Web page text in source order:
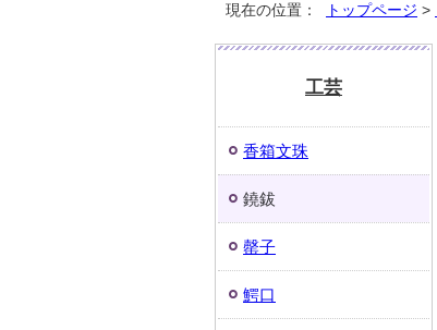
現在の位置： トップページ >
工芸
香箱文珠
鐃鈸
罄子
鰐口